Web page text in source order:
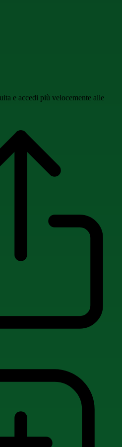
e accedi più velocemente alle